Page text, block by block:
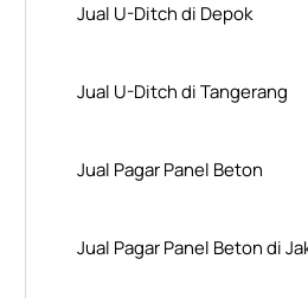
Jual U-Ditch di Depok
Jual U-Ditch di Tangerang
Jual Pagar Panel Beton
Jual Pagar Panel Beton di